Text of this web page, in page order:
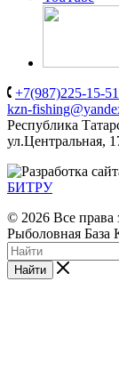
+7(987)225-15-51
kzn-
Республика
ул.Центральная,
БИТРУ
© 2026 Все
Рыболовная База
Найти